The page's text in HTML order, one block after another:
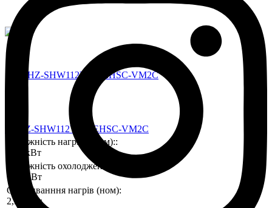
PUHZ-SHW112YAA/EHSC-VM2C
Потужність нагріву (ном)::
11,2 кВт
Потужність охолодження (ном)::
10,0 кВт
Споживанння нагрів (ном):
2,51 кВт